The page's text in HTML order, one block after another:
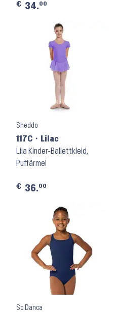
€ 34.00
Sheddo
117C ⬝ Lilac
Lila Kinder-Ballettkleid,
Puffärmel
€ 36.00
So Danca